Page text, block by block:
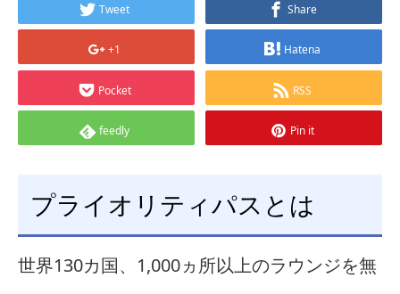
Tweet Share
+1 Hatena
Pocket RSS
feedly Pin it
プライオリティパスとは
世界130カ国、1,000ヵ所以上のラウンジを無